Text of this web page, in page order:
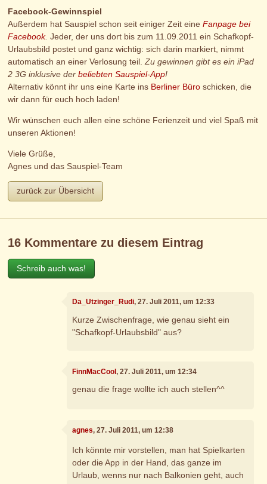
Facebook-Gewinnspiel
Außerdem hat Sauspiel schon seit einiger Zeit eineFanpage bei
Facebook. Jeder, der uns dort bis zum 11.09.2011 ein Schafkopf-
Urlaubsbild postet und ganz wichtig: sich darin markiert, nimmt
automatisch an einer Verlosung teil.Zu gewinnen gibt es ein iPad
2 3G inklusive derbeliebten Sauspiel-App!
Alternativ könnt ihr uns eine Karte ins Berliner Büro schicken, die
wir dann für euch hoch laden!
Wir wünschen euch allen eine schöne Ferienzeit und viel Spaß mit
unseren Aktionen!
Viele Grüße,
Agnes und das Sauspiel-Team
zurück zur Übersicht
16 Kommentare zu diesem Eintrag
Schreib auch was!
Da_Utzinger_Rudi, 27. Juli 2011, um 12:33
Kurze Zwischenfrage, wie genau sieht ein
"Schafkopf-Urlaubsbild" aus?
FinnMacCool, 27. Juli 2011, um 12:34
genau die frage wollte ich auch stellen^^
agnes, 27. Juli 2011, um 12:38
Ich könnte mir vorstellen, man hat Spielkarten
oder die App in der Hand, das ganze im
Urlaub, wenns nur nach Balkonien geht, auch